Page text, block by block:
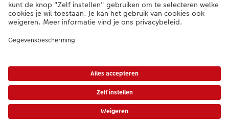
NL|FR
verwerkings- en verzendkosten.Prijslijst
Privacy